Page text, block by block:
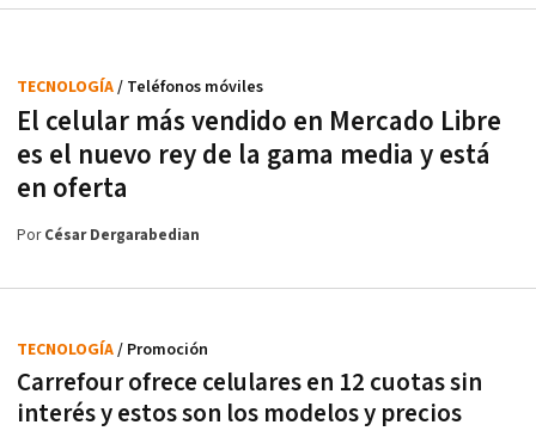
El celular más vendido en Mercado Libre
es el nuevo rey de la gama media y está
en oferta
TECNOLOGÍA/ Teléfonos móviles
PorCésar Dergarabedian
Carrefour ofrece celulares en 12 cuotas sin
interés y estos son los modelos y precios
TECNOLOGÍA/ Promoción